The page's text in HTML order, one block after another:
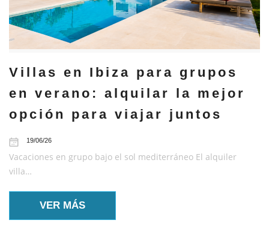
Villas en Ibiza para grupos
en verano: alquilar la mejor
opción para viajar juntos
19/06/26
Vacaciones en grupo bajo el sol mediterráneo El alquiler
villa…
VER MÁS